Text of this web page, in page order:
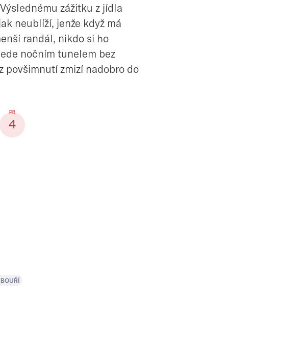
zážitku z jídla
neublíží, jenže když má
randál, nikdo si ho
nočním tunelem bez
povšimnutí zmizí nadobro do
4